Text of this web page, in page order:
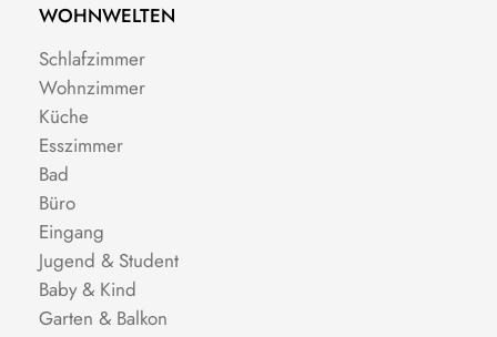
WOHNWELTEN
Schlafzimmer
Wohnzimmer
Küche
Esszimmer
Bad
Büro
Eingang
Jugend & Student
Baby & Kind
Garten & Balkon